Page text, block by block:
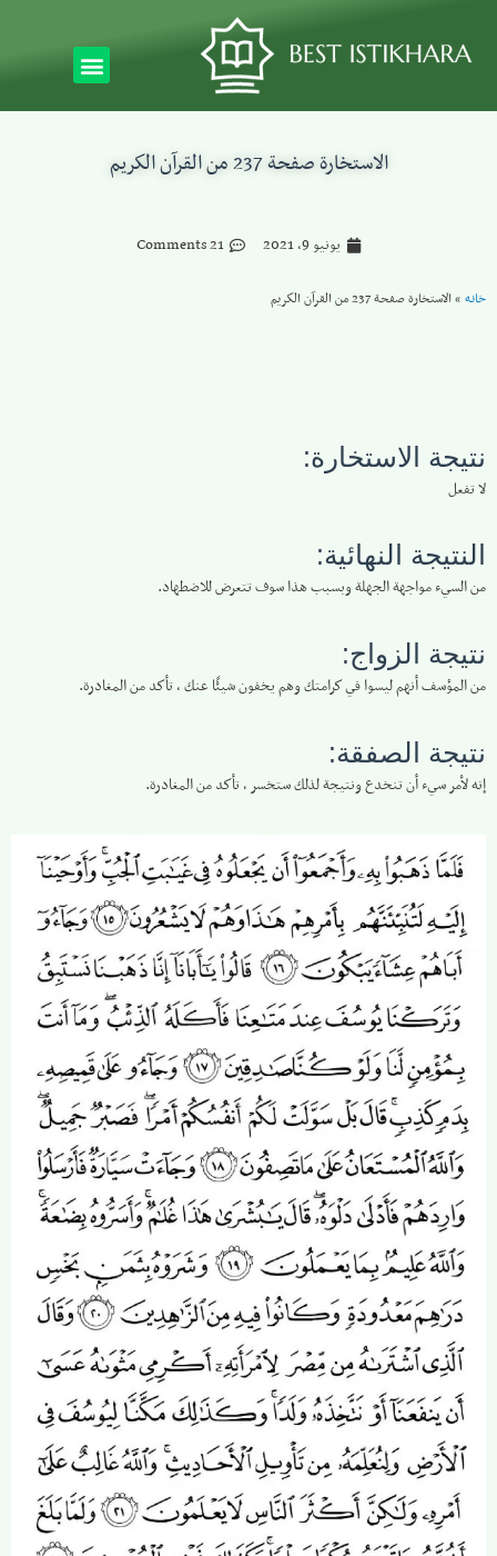
الاستخارة صفحة 237 من القرآن الكريم
يونيو 9, 2021 21 Comments
خانه » الاستخارة صفحة 237 من القرآن الكريم
نتيجة الاستخارة:
لا تفعل
النتيجة النهائية:
من السيء مواجهة الجهلة وبسبب هذا سوف تتعرض للاضطهاد.
نتيجة الزواج:
من المؤسف أنهم ليسوا في كرامتك وهم يخفون شيئًا عنك ، تأكد من المغادرة.
نتيجة الصفقة:
إنه لأمر سيء أن تنخدع ونتيجة لذلك ستخسر ، تأكد من المغادرة.